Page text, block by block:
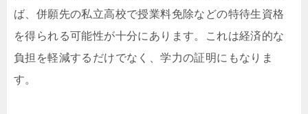
ば、併願先の私立高校で授業料免除などの特待生資格
を得られる可能性が十分にあります。これは経済的な
負担を軽減するだけでなく、学力の証明にもなりま
す。